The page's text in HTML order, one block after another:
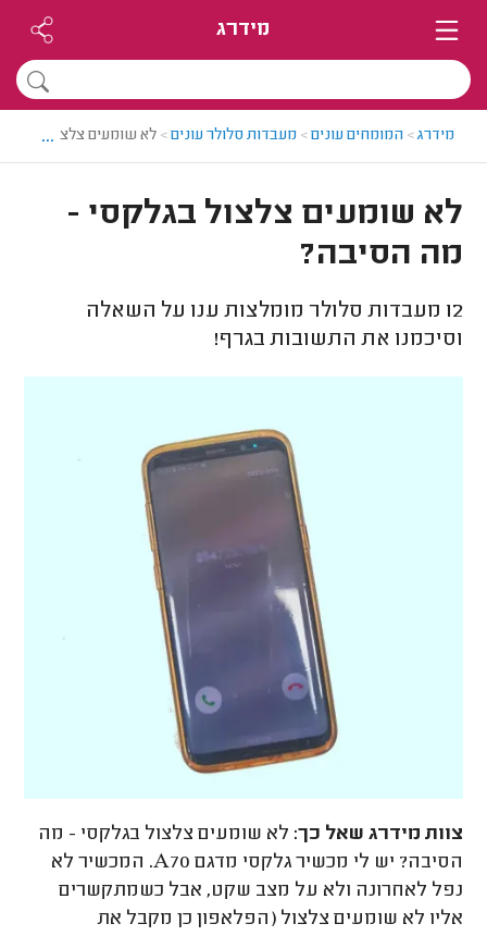
מידרג
מידרג> המומחים עונים> מעבדות סלולר עונים> לא שומעים צלצול
...
לא שומעים צלצול בגלקסי -
מה הסיבה?
12 מעבדות סלולר מומלצות ענו על השאלה
וסיכמנו את התשובות בגרף!
צוות מידרג שאל כך: לא שומעים צלצול בגלקסי - מה
הסיבה? יש לי מכשיר גלקסי מדגם A70. המכשיר לא
נפל לאחרונה ולא על מצב שקט, אבל כשמתקשרים
אליו לא שומעים צלצול (הפלאפון כן מקבל את